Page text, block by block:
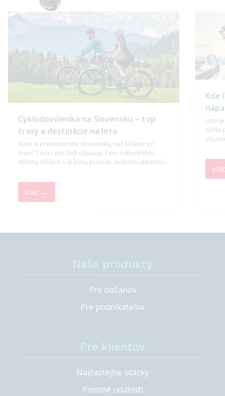
Cyklodovolenka na Slovensku – top
trasy a destinácie na leto
Viete si predstaviť inú dovolenku, než ležanie pri
mori? Čoraz viac ľudí objavuje čaro cyklovýletov.
Aktívny oddych v krásnej prírode, slobodu vlastného
kútov Slovenska.
viac →
Kde
Leto
túžite
pre
Pre občanov
Pre podnikateľov
Najčastejšie otázky
Poistné udalosti